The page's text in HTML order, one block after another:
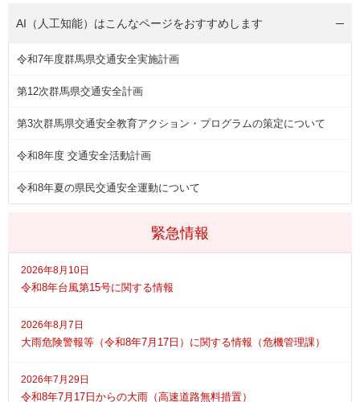
緊急情報
2026年8月10日
令和8年台風第15号に関する情報
2026年8月7日
大雨危険警報等（令和8年7月17日）に関する情報（危機管理課）
2026年7月29日
令和8年7月17日からの大雨（高速道路無料措置）
AI（人工知能）はこんなページをおすすめします
令和7年度群馬県交通安全実施計画
第12次群馬県交通安全計画
第3次群馬県交通安全教育アクション・プログラムの策定について
令和8年度 交通安全活動計画
令和8年夏の県民交通安全運動について